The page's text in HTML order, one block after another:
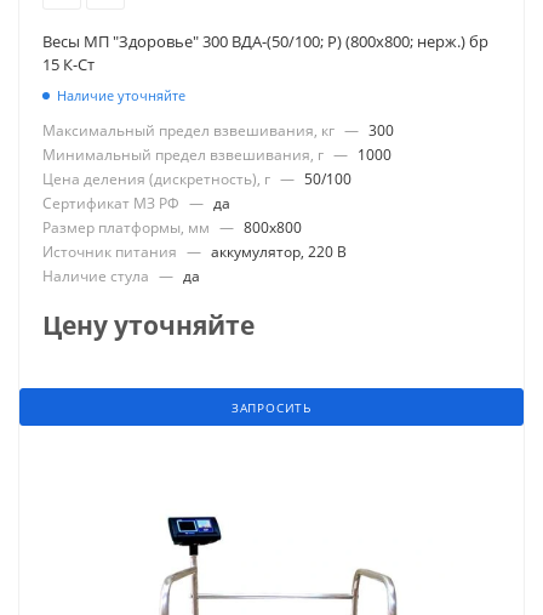
Весы МП "Здоровье" 300 ВДА-(50/100; Р) (800х800; нерж.) бр
15 К-Ст
Наличие уточняйте
Максимальный предел взвешивания, кг — 300
Минимальный предел взвешивания, г — 1000
Цена деления (дискретность), г — 50/100
Сертификат МЗ РФ — да
Размер платформы, мм — 800x800
Источник питания — аккумулятор, 220 В
Наличие стула — да
Цену уточняйте
ЗАПРОСИТЬ